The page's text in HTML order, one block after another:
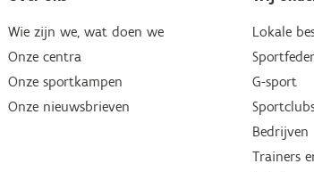
Wie zijn we, wat doen we
Onze centra
Onze sportkampen
Onze nieuwsbrieven
Lokale
G-sport
Bedrijven
Trainers